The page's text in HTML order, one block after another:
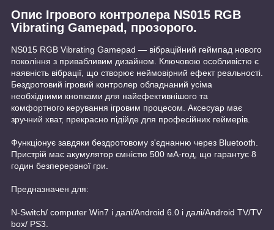
Опис Ігрового контролера NS015 RGB
Vibrating Gamepad, прозорого.
NS015 RGB Vibrating Gamepad — вібраційний геймпад нового
покоління з привабливим дизайном. Ключовою особливістю є
наявність вібрації, що створює неймовірний ефект реальності.
Бездротовий ігровий контролер обладнаний усіма
необхідними кнопками для найефективнішого та
комфортного керування ігровим процесом. Аксесуар має
зручний хват, прекрасно підійде для професійних геймерів.
Функціонує завдяки бездротовому з'єднанню через Bluetooth.
Пристрій має акумулятор ємністю 500 мА·год, що гарантує 8
годин безперервної гри.
Предназначен для:
N-Switch/ computer Win7 і далі/Android 6.0 і далі/Android TV/TV
box/ PS3.